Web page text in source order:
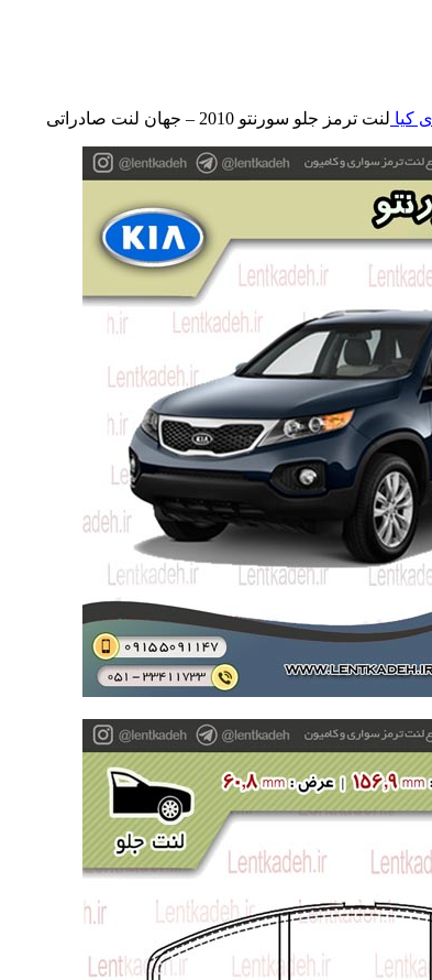
کیا لنت ترمز جلو سورنتو 2010 – جهان لنت صادراتی